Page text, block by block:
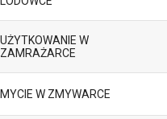
UŻYTKOWANIE W
ZAMRAŻARCE
MYCIE W ZMYWARCE